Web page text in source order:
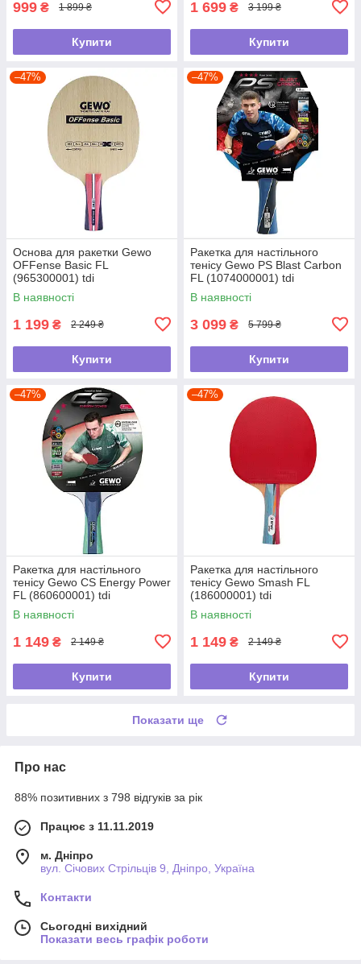
999 ₴ 1 899 ₴
Купити
1 699 ₴ 3 199 ₴
Купити
–47%
Основа для ракетки Gewo
OFFense Basic FL
(965300001) tdi
В наявності
1 199 ₴ 2 249 ₴
Купити
–47%
Ракетка для настільного
тенісу Gewo PS Blast Carbon
FL (1074000001) tdi
В наявності
3 099 ₴ 5 799 ₴
Купити
–47%
Ракетка для настільного
тенісу Gewo CS Energy Power
FL (860600001) tdi
В наявності
1 149 ₴ 2 149 ₴
Купити
–47%
Ракетка для настільного
тенісу Gewo Smash FL
(186000001) tdi
В наявності
1 149 ₴ 2 149 ₴
Купити
Показати ще
Про нас
88% позитивних з 798 відгуків за рік
Працює з 11.11.2019
м. Дніпро
вул. Січових Стрільців 9, Дніпро, Україна
Контакти
Сьогодні вихідний
Показати весь графік роботи